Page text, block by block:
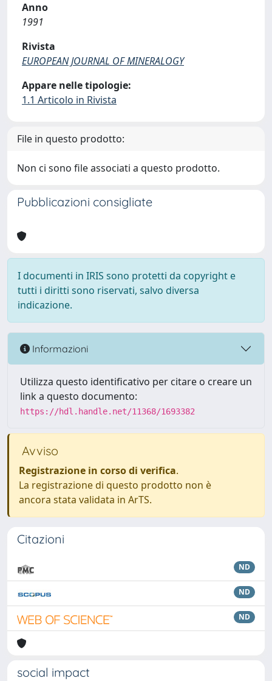
Anno
1991
Rivista
EUROPEAN JOURNAL OF MINERALOGY
Appare nelle tipologie:
1.1 Articolo in Rivista
File in questo prodotto:
Non ci sono file associati a questo prodotto.
Pubblicazioni consigliate
I documenti in IRIS sono protetti da copyright e
tutti i diritti sono riservati, salvo diversa
indicazione.
Informazioni
Utilizza questo identificativo per citare o creare un
link a questo documento:
https://hdl.handle.net/11368/1693382
Avviso
Registrazione in corso di verifica.
La registrazione di questo prodotto non è
ancora stata validata in ArTS.
Citazioni
ND
ND
ND
social impact